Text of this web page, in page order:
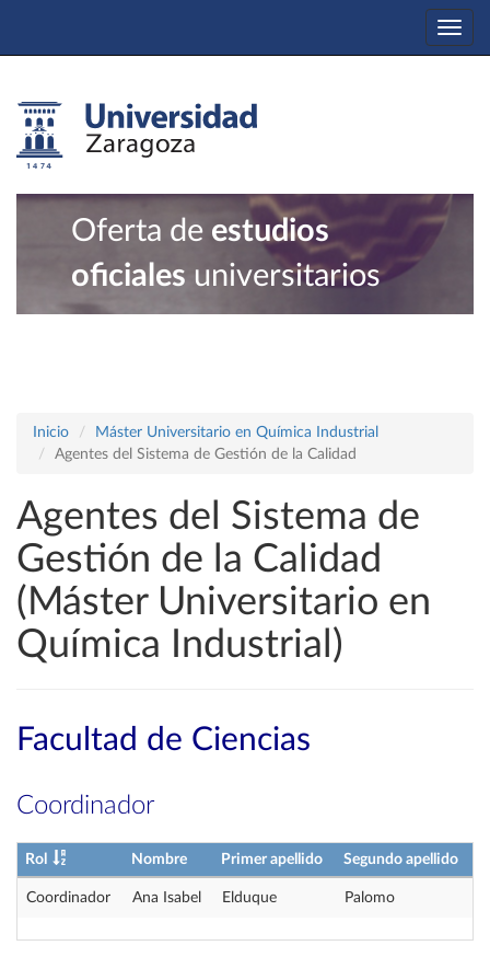
Oferta de estudios
oficiales universitarios
Inicio
Máster Universitario en Química Industrial
Agentes del Sistema de Gestión de la Calidad
Agentes del Sistema de
Gestión de la Calidad
(Máster Universitario en
Química Industrial)
Facultad de Ciencias
Coordinador
Rol Nombre Primer apellido Segundo apellido
Coordinador Ana Isabel Elduque Palomo